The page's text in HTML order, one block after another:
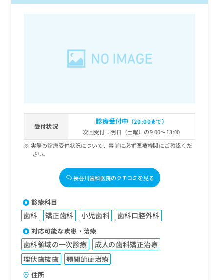
受付状況
診療受付中 （20:00まで）
次回受付：明日（土曜）の9:00～13:00
実際の診療受付状況について、事前に必ず医療機関にご確認くだ
さい。
長谷川歯科医院のクチコミを見る
診療科目
歯科 矯正歯科 小児歯科 歯科口腔外科
対応可能な疾患・治療
歯科領域の一次診療
成人の歯科矯正治療
埋伏歯抜歯
顎関節症治療
住所